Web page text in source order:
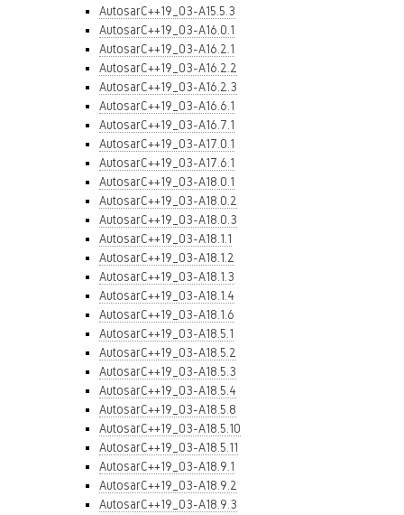
AutosarC++19_03-A15.5.3
AutosarC++19_03-A16.0.1
AutosarC++19_03-A16.2.1
AutosarC++19_03-A16.2.2
AutosarC++19_03-A16.2.3
AutosarC++19_03-A16.6.1
AutosarC++19_03-A16.7.1
AutosarC++19_03-A17.0.1
AutosarC++19_03-A17.6.1
AutosarC++19_03-A18.0.1
AutosarC++19_03-A18.0.2
AutosarC++19_03-A18.0.3
AutosarC++19_03-A18.1.1
AutosarC++19_03-A18.1.2
AutosarC++19_03-A18.1.3
AutosarC++19_03-A18.1.4
AutosarC++19_03-A18.1.6
AutosarC++19_03-A18.5.1
AutosarC++19_03-A18.5.2
AutosarC++19_03-A18.5.3
AutosarC++19_03-A18.5.4
AutosarC++19_03-A18.5.8
AutosarC++19_03-A18.5.10
AutosarC++19_03-A18.5.11
AutosarC++19_03-A18.9.1
AutosarC++19_03-A18.9.2
AutosarC++19_03-A18.9.3